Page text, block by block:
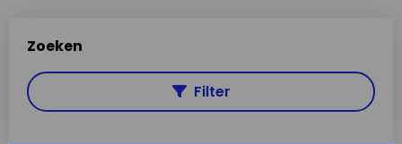
Zoeken
Filter